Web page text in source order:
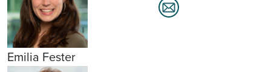
Emilia Fester